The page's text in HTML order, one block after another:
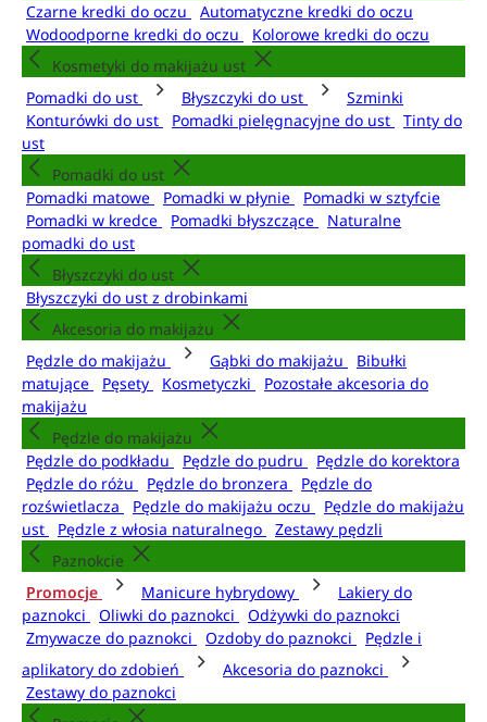
Czarne kredki do oczu
Automatyczne kredki do oczu
Wodoodporne kredki do oczu
Kolorowe kredki do oczu
Kosmetyki do makijażu ust
Pomadki do ust
Błyszczyki do ust
Szminki
Konturówki do ust
Pomadki pielęgnacyjne do ust
Tinty do
ust
Pomadki do ust
Pomadki matowe
Pomadki w płynie
Pomadki w sztyfcie
Pomadki w kredce
Pomadki błyszczące
Naturalne
pomadki do ust
Błyszczyki do ust
Błyszczyki do ust z drobinkami
Akcesoria do makijażu
Pędzle do makijażu
Gąbki do makijażu
Bibułki
matujące
Pęsety Kosmetyczki
Pozostałe akcesoria do
makijażu
Pędzle do makijażu
Pędzle do podkładu
Pędzle do pudru
Pędzle do korektora
Pędzle do różu
Pędzle do bronzera
Pędzle do
rozświetlacza
Pędzle do makijażu oczu
Pędzle do makijażu
ust
Pędzle z włosia naturalnego
Zestawy pędzli
Paznokcie
Promocje
Manicure hybrydowy
Lakiery do
paznokci
Oliwki do paznokci
Odżywki do paznokci
Zmywacze do paznokci
Ozdoby do paznokci
Pędzle i
aplikatory do zdobień
Akcesoria do paznokci
Zestawy do paznokci